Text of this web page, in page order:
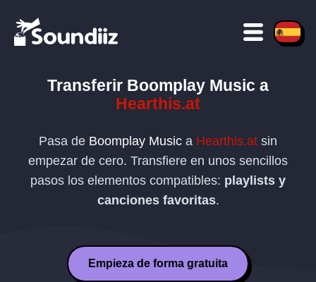
Transferir Boomplay Music a
Hearthis.at
Pasa de Boomplay Music a Hearthis.at sin
empezar de cero. Transfiere en unos sencillos
pasos los elementos compatibles: playlists y
canciones favoritas.
Empieza de forma gratuita